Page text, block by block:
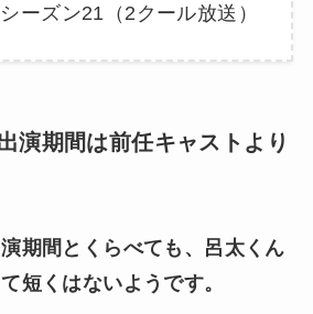
ーズン21（2クール放送）
演期間は前任キャストより
期間とくらべても、呂太くん
短くはないようです。